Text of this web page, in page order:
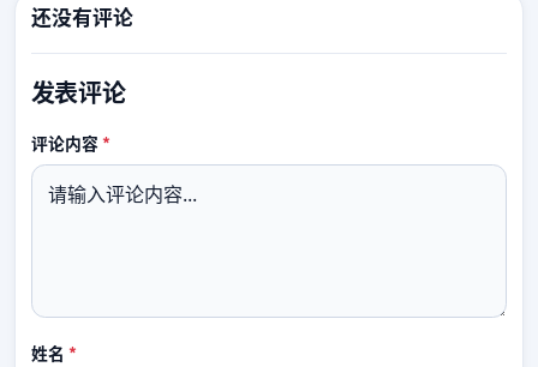
还没有评论
发表评论
评论内容*必填
姓名 *必填